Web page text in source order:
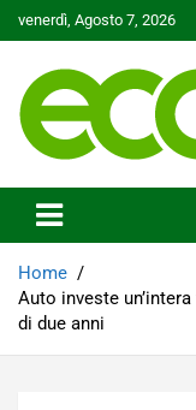
to
venerdì, Agosto 7, 2026
Ecoo.it
Home
Auto investe
di due anni